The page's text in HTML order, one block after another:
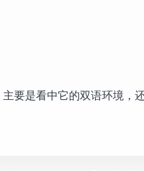
要是看中它的双语环境，